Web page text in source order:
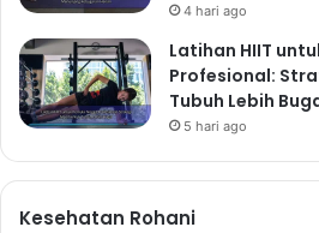
4 hari ago
Latihan HIIT
Profesional:
Tubuh Lebih
5 hari ago
Kesehatan Rohani